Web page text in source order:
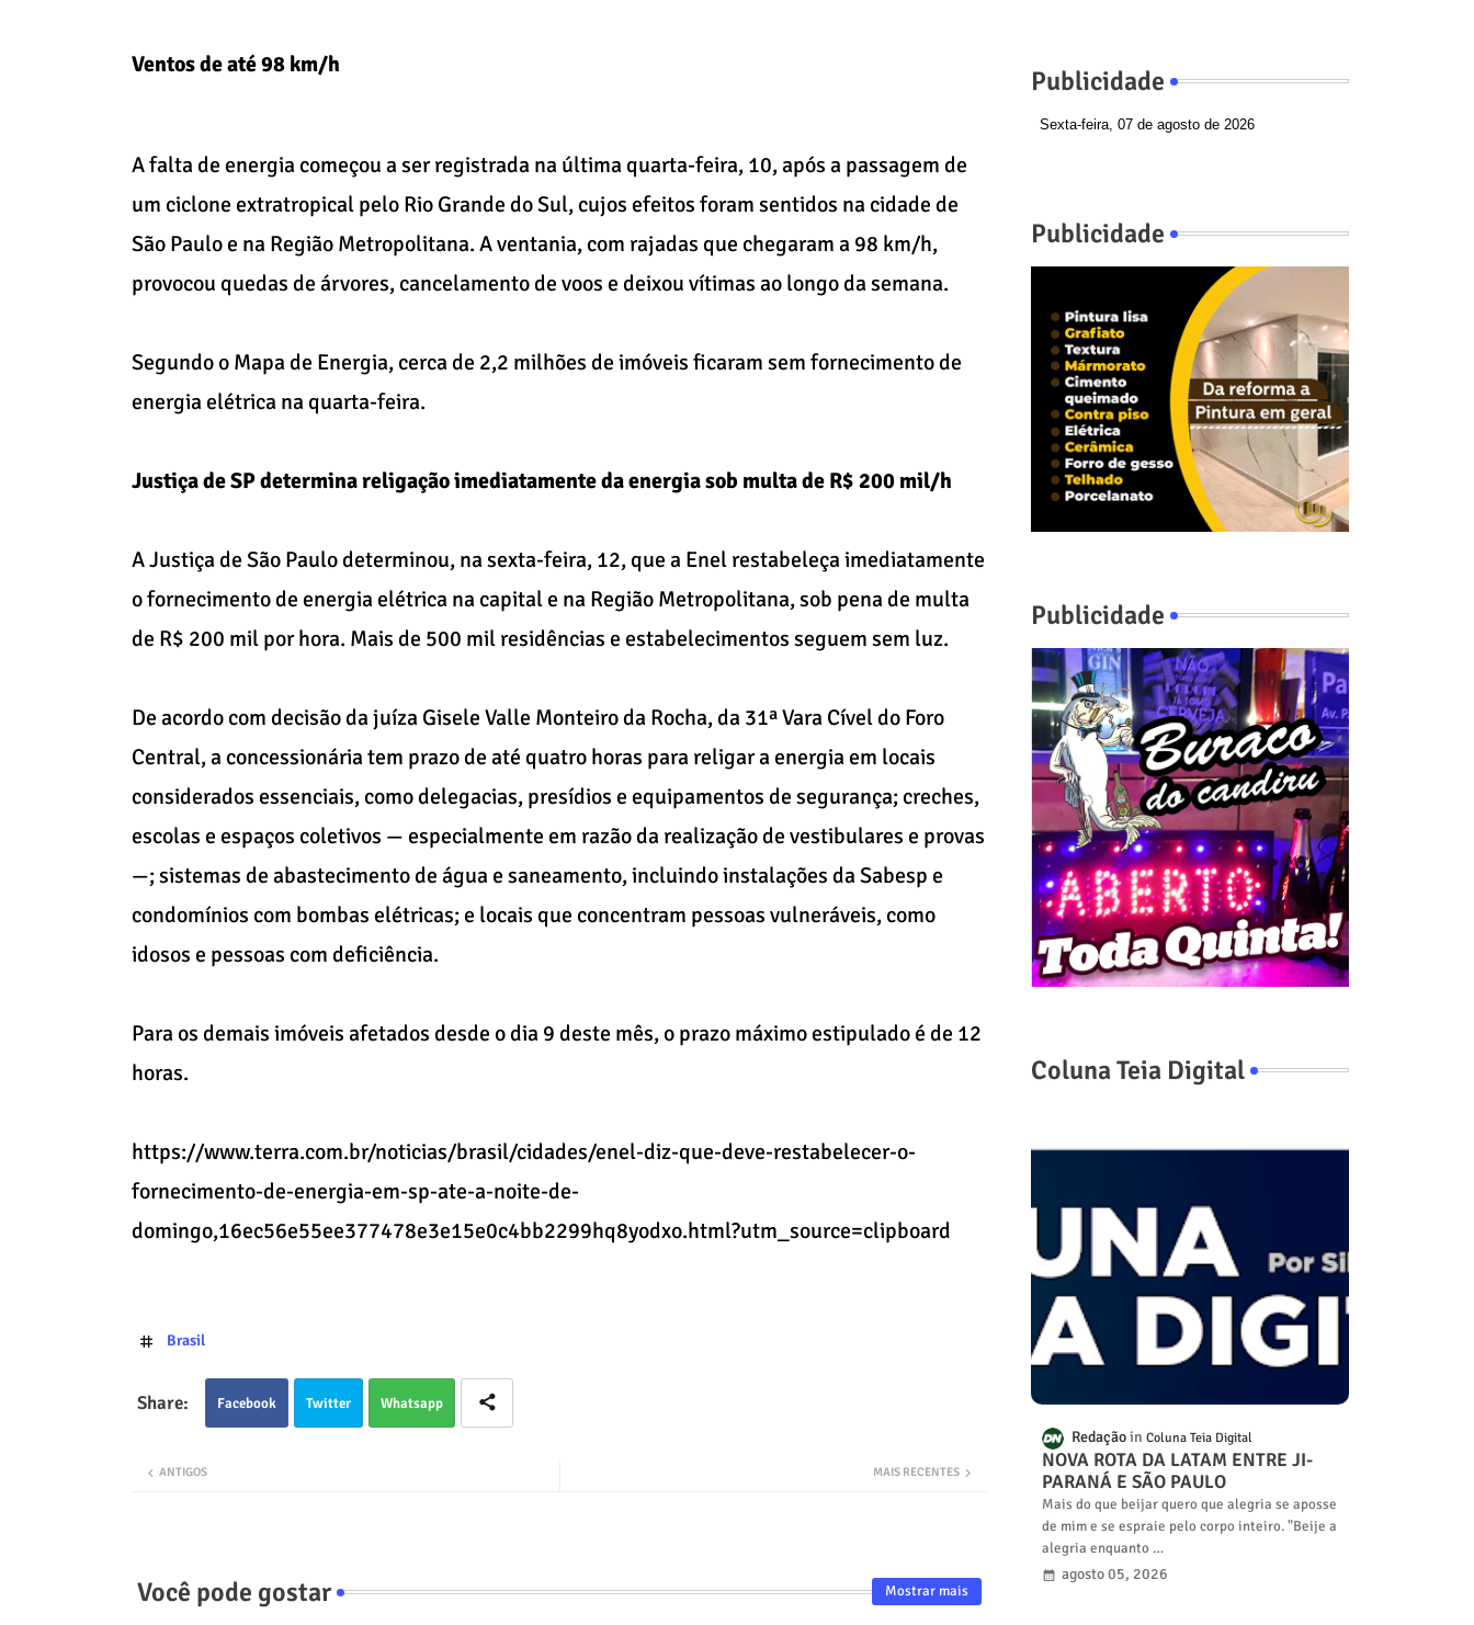
Ventos de até 98 km/h
A falta de energia começou a ser registrada na última quarta-feira, 10, após a passagem de
um ciclone extratropical pelo Rio Grande do Sul, cujos efeitos foram sentidos na cidade de
São Paulo e na Região Metropolitana. A ventania, com rajadas que chegaram a 98 km/h,
provocou quedas de árvores, cancelamento de voos e deixou vítimas ao longo da semana.
Segundo o Mapa de Energia, cerca de 2,2 milhões de imóveis ficaram sem fornecimento de
energia elétrica na quarta-feira.
Justiça de SP determina religação imediatamente da energia sob multa de R$ 200 mil/h
A Justiça de São Paulo determinou, na sexta-feira, 12, que a Enel restabeleça imediatamente
o fornecimento de energia elétrica na capital e na Região Metropolitana, sob pena de multa
de R$ 200 mil por hora. Mais de 500 mil residências e estabelecimentos seguem sem luz.
De acordo com decisão da juíza Gisele Valle Monteiro da Rocha, da 31ª Vara Cível do Foro
Central, a concessionária tem prazo de até quatro horas para religar a energia em locais
considerados essenciais, como delegacias, presídios e equipamentos de segurança; creches,
escolas e espaços coletivos — especialmente em razão da realização de vestibulares e provas
—; sistemas de abastecimento de água e saneamento, incluindo instalações da Sabesp e
condomínios com bombas elétricas; e locais que concentram pessoas vulneráveis, como
idosos e pessoas com deficiência.
Para os demais imóveis afetados desde o dia 9 deste mês, o prazo máximo estipulado é de 12
horas.
https://www.terra.com.br/noticias/brasil/cidades/enel-diz-que-deve-restabelecer-o-
fornecimento-de-energia-em-sp-ate-a-noite-de-
domingo,16ec56e55ee377478e3e15e0c4bb2299hq8yodxo.html?utm_source=clipboard
Brasil
Facebook Twitter Whatsapp
MAIS RECENTES
ANTIGOS
Você pode gostar Mostrar mais
Publicidade
Sexta-feira, 07 de agosto de 2026
Publicidade
Publicidade
Coluna Teia Digital
Redação Coluna Teia Digital
NOVA ROTA DA LATAM ENTRE JI-
PARANÁ E SÃO PAULO
Mais do que beijar quero que alegria se aposse
de mim e se espraie pelo corpo inteiro. "Beije a
alegria enquanto …
agosto 05, 2026